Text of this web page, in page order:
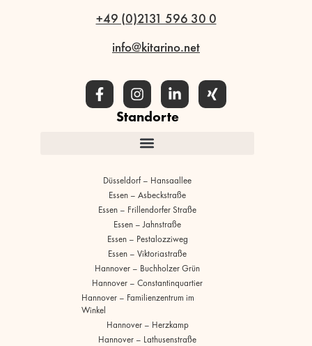
+49 (0)2131 596 30 0
info@kitarino.net
Standorte
Düsseldorf – Hansaallee
Essen – Asbeckstraße
Essen – Frillendorfer Straße
Essen – Jahnstraße
Essen – Pestalozziweg
Essen – Viktoriastraße
Hannover – Buchholzer Grün
Hannover – Constantinquartier
Hannover – Familienzentrum im
Winkel
Hannover – Herzkamp
Hannover – Lathusenstraße